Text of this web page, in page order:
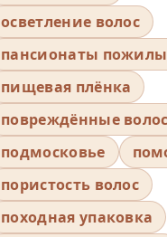
осветление волос
пансионаты
пищевая плёнка
повреждённые
подмосковье
пористость волос
походная упаковка